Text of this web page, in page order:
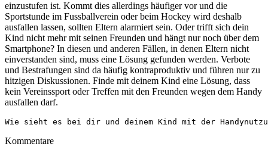
einzustufen ist. Kommt dies allerdings häufiger vor und die
Sportstunde im Fussballverein oder beim Hockey wird deshalb
ausfallen lassen, sollten Eltern alarmiert sein. Oder trifft sich dein
Kind nicht mehr mit seinen Freunden und hängt nur noch über dem
Smartphone? In diesen und anderen Fällen, in denen Eltern nicht
einverstanden sind, muss eine Lösung gefunden werden. Verbote
und Bestrafungen sind da häufig kontraproduktiv und führen nur zu
hitzigen Diskussionen. Finde mit deinem Kind eine Lösung, dass
kein Vereinssport oder Treffen mit den Freunden wegen dem Handy
ausfallen darf.
Wie sieht es bei dir und deinem Kind mit der
Kommentare